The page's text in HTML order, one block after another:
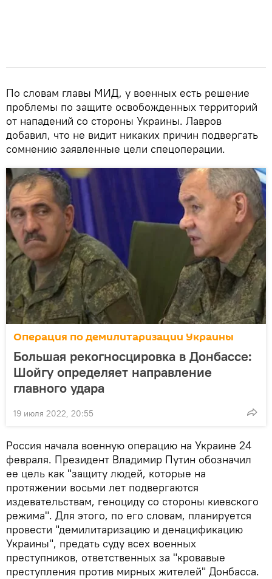
По словам главы МИД, у военных есть решение
проблемы по защите освобожденных территорий
от нападений со стороны Украины. Лавров
добавил, что не видит никаких причин подвергать
сомнению заявленные цели спецоперации.
Операция по демилитаризации Украины
Большая рекогносцировка в Донбассе:
Шойгу определяет направление
главного удара
19 июля 2022, 20:55
Россия начала военную операцию на Украине 24
февраля. Президент Владимир Путин обозначил
ее цель как "защиту людей, которые на
протяжении восьми лет подвергаются
издевательствам, геноциду со стороны киевского
режима". Для этого, по его словам, планируется
провести "демилитаризацию и денацификацию
Украины", предать суду всех военных
преступников, ответственных за "кровавые
преступления против мирных жителей" Донбасса.